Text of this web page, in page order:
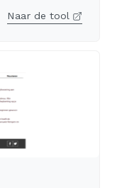
Naar de tool